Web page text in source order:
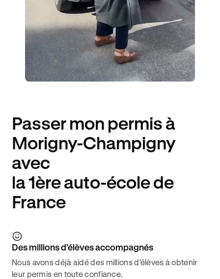
Passer mon permis à
Morigny-Champigny
avec
la 1ère auto-école de
France
Des millions d’élèves accompagnés
Nous avons déjà aidé des millions d’élèves à obtenir
leur permis en toute confiance.